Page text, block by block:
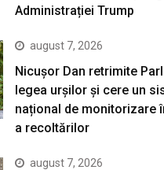
Administrației Trump
august 7, 2026
Nicușor Dan retrimite
legea urșilor și cere un
național de monitorizare
a recoltărilor
august 7, 2026